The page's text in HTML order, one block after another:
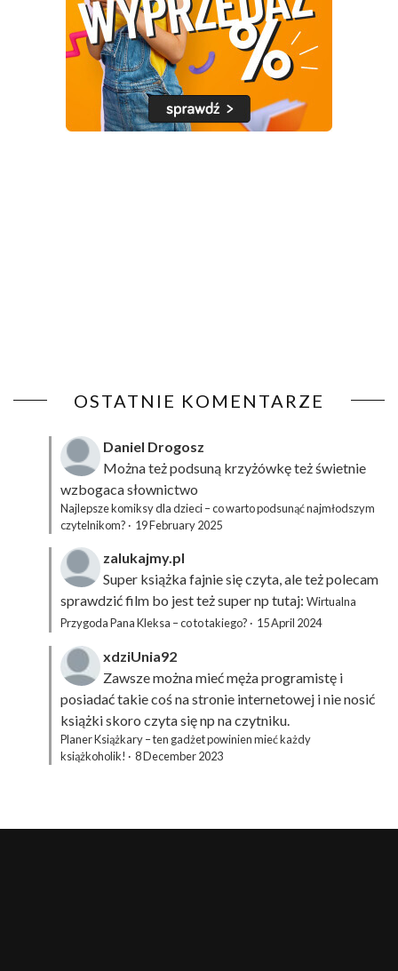
OSTATNIE KOMENTARZE
Daniel Drogosz
Można też podsuną krzyżówkęteż świetnie
wzbogaca słownictwo
Najlepsze komiksy dla dzieci – co warto podsunąć najmłodszym
czytelnikom? · 19 February 2025
zalukajmy.pl
Super książka fajnie się czyta, ale też polecam
sprawdzić film bo jest też super np tutaj: Wirtualna
Przygoda Pana Kleksa – co to takiego? · 15 April 2024
xdziUnia92
Zawsze można mieć męża programistę i
posiadać takie coś na stronie internetowej i nie nosić
książki skoro czyta się np na czytniku.
Planer Książkary – ten gadżet powinien mieć każdy
książkoholik! · 8 December 2023